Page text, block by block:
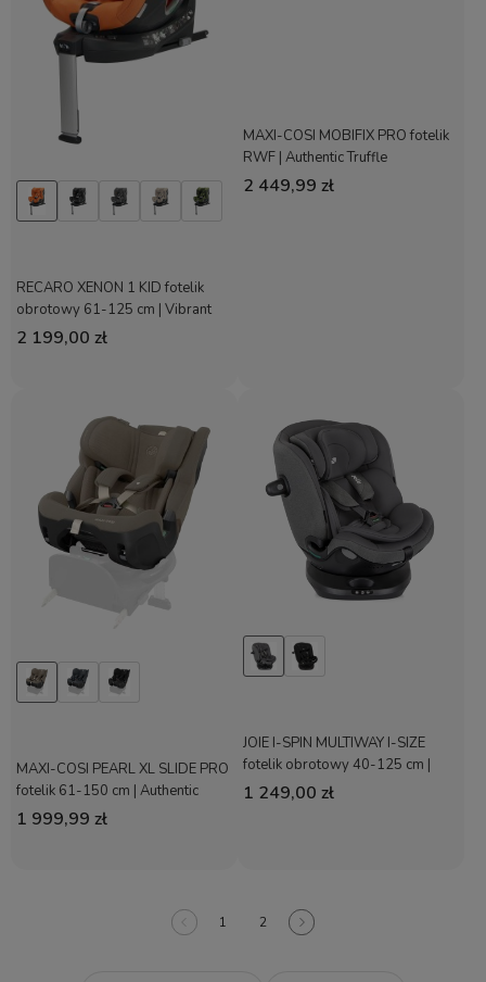
RECARO XENON 1 KID fotelik
obrotowy 61-125 cm | Vibrant
Orange
2 199,00 zł
MAXI-COSI MOBIFIX PRO fotelik
RWF | Authentic Truffle
2 449,99 zł
MAXI-COSI PEARL XL SLIDE PRO
fotelik 61-150 cm | Authentic
Truffle
1 999,99 zł
JOIE I-SPIN MULTIWAY I-SIZE
fotelik obrotowy 40-125 cm |
Thunder
1 249,00 zł
1 2